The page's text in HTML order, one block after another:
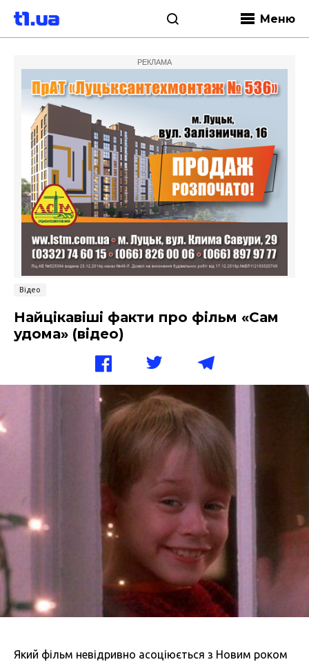
Меню
РЕКЛАМА
Відео
Найцікавіші факти про фільм «Сам
удома» (відео)
Який фільм невідривно асоціюється з Новим роком